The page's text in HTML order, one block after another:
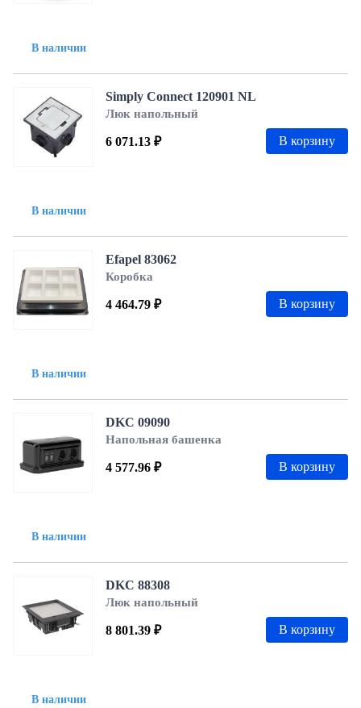
В наличии
В наличии
Simply Connect 120901 NL
Люк напольный
6 071.13 ₽ В корзину
В наличии
Efapel 83062
Коробка
4 464.79 ₽ В корзину
В наличии
DKC 09090
Напольная башенка
4 577.96 ₽ В корзину
В наличии
DKC 88308
Люк напольный
8 801.39 ₽ В корзину